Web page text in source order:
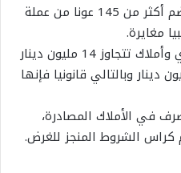
وفيما يخص دار الصباح فهي تضم أكثر من 145 عونا من عملة
مغايرة.
وبين الوزير أن لديها رصيد عقاري وأملاك تتجاوز 14 مليون دينار
ديونها وصلت إلى 21 مليون دينار وبالتالي قانونيا فإنها
في الأملاك المصادرة،
كراس الشروط المنجز للغرض.